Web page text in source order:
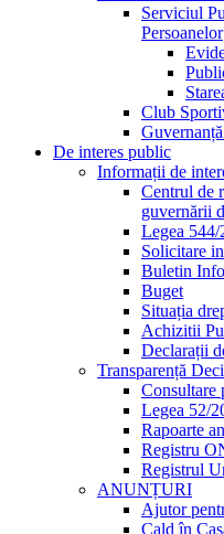
Serviciul
Persoanelor
Club
De interes public
Informații de
Centrul de
guvernării
Legea 544/
Solicitare
Buletin
Buget
Situația
Achizitii
Declarații
Transparență
Consultare
Legea 52/
Rapoarte
Registru
Registrul
ANUNȚURI
Ajutor
Cald în